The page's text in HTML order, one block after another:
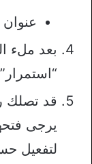
بعد ملء
قد تصلك
يرجى
لتفعيل